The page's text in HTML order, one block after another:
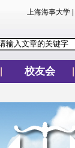
上海海事大学
校友会